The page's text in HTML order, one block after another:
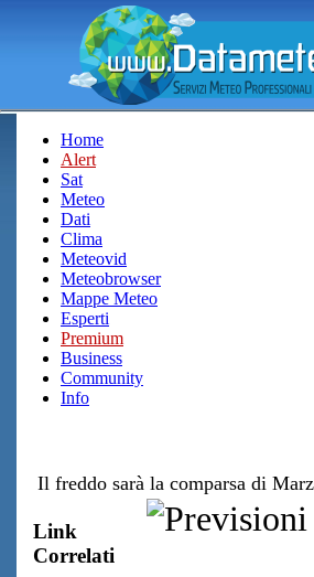
Home
Alert
Sat
Meteo
Dati
Clima
Meteovid
Meteobrowser
Mappe Meteo
Esperti
Premium
Business
Community
Info
Il freddo sarà la comparsa di
Link
Correlati